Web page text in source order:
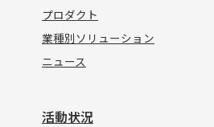
プロダクト
業種別ソリューション
ニュース
活動状況